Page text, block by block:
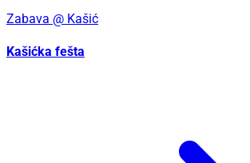
Zabava @ Kašić
Kašićka fešta